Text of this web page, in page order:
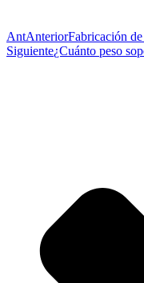
AntAnteriorFabricación
Siguiente¿Cuánto peso